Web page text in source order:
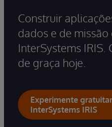
Construir
dados e de missão
InterSystems IRIS.
de graça hoje.
Experimente
InterSystems IRIS